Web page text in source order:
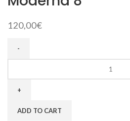
120,00€
ADD TO CART